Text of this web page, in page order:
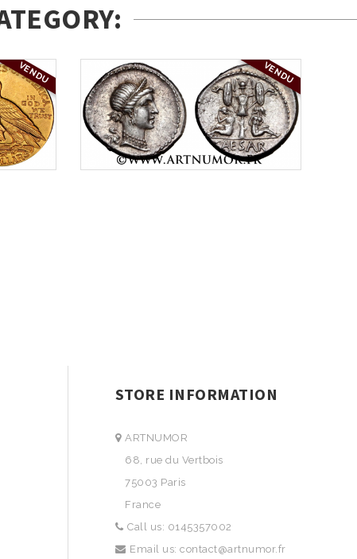
VENDU VENDU
STORE INFORMATION
ARTNUMOR
68, rue du Vertbois
75003 Paris
France
Call us: 0145357002
Email us: contact@artnumor.fr